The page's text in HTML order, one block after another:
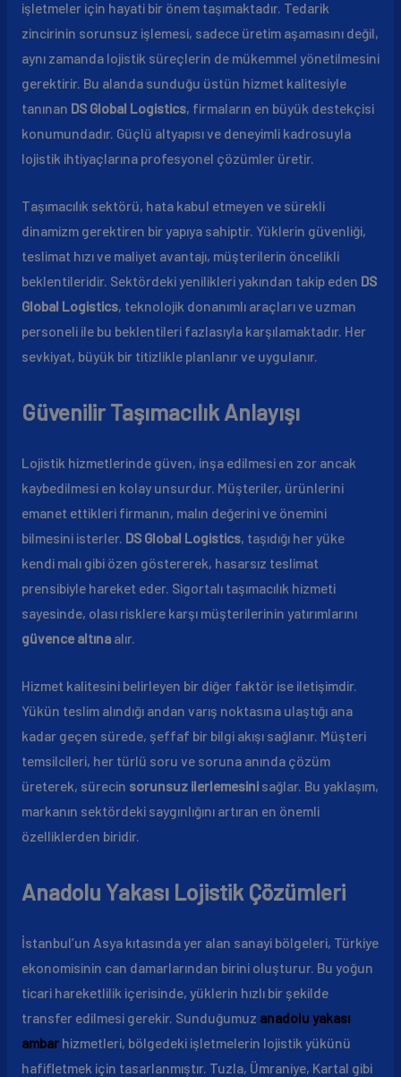
işletmeler için hayati bir önem taşımaktadır. Tedarik
zincirinin sorunsuz işlemesi, sadece üretim aşamasını değil,
aynı zamanda lojistik süreçlerin de mükemmel yönetilmesini
gerektirir. Bu alanda sunduğu üstün hizmet kalitesiyle
tanınan DS Global Logistics, firmaların en büyük destekçisi
konumundadır. Güçlü altyapısı ve deneyimli kadrosuyla
lojistik ihtiyaçlarına profesyonel çözümler üretir.
Taşımacılık sektörü, hata kabul etmeyen ve sürekli
dinamizm gerektiren bir yapıya sahiptir. Yüklerin güvenliği,
teslimat hızı ve maliyet avantajı, müşterilerin öncelikli
beklentileridir. Sektördeki yenilikleri yakından takip eden DS
Global Logistics, teknolojik donanımlı araçları ve uzman
personeli ile bu beklentileri fazlasıyla karşılamaktadır. Her
sevkiyat, büyük bir titizlikle planlanır ve uygulanır.
Güvenilir Taşımacılık Anlayışı
Lojistik hizmetlerinde güven, inşa edilmesi en zor ancak
kaybedilmesi en kolay unsurdur. Müşteriler, ürünlerini
emanet ettikleri firmanın, malın değerini ve önemini
bilmesini isterler. DS Global Logistics, taşıdığı her yüke
kendi malı gibi özen göstererek, hasarsız teslimat
prensibiyle hareket eder. Sigortalı taşımacılık hizmeti
sayesinde, olası risklere karşı müşterilerinin yatırımlarını
güvence altınaalır.
Hizmet kalitesini belirleyen bir diğer faktör ise iletişimdir.
Yükün teslim alındığı andan varış noktasına ulaştığı ana
kadar geçen sürede, şeffaf bir bilgi akışı sağlanır. Müşteri
temsilcileri, her türlü soru ve soruna anında çözüm
üreterek, sürecin sorunsuz ilerlemesinisağlar. Bu yaklaşım,
markanın sektördeki saygınlığını artıran en önemli
özelliklerden biridir.
Anadolu Yakası Lojistik Çözümleri
İstanbul’un Asya kıtasında yer alan sanayi bölgeleri, Türkiye
ekonomisinin can damarlarından birini oluşturur. Bu yoğun
ticari hareketlilik içerisinde, yüklerin hızlı bir şekilde
transfer edilmesi gerekir. Sunduğumuz anadolu yakası
ambarhizmetleri, bölgedeki işletmelerin lojistik yükünü
hafifletmek için tasarlanmıştır. Tuzla, Ümraniye, Kartal gibi